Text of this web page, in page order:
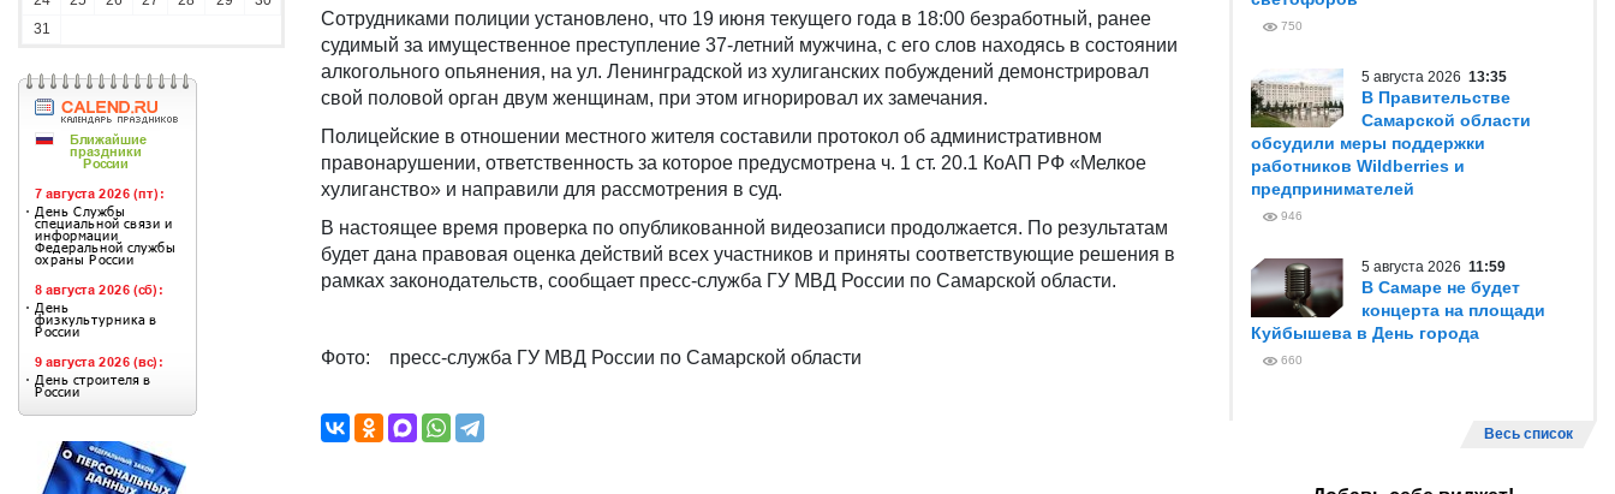
31
Сотрудниками полиции установлено, что 19 июня текущего года в 18:00 безработный, ранее
судимый за имущественное преступление 37-летний мужчина, с его слов находясь в состоянии
алкогольного опьянения, на ул. Ленинградской из хулиганских побуждений демонстрировал
свой половой орган двум женщинам, при этом игнорировал их замечания.
Полицейские в отношении местного жителя составили протокол об административном
правонарушении, ответственность за которое предусмотрена ч. 1 ст. 20.1 КоАП РФ «Мелкое
хулиганство» и направили для рассмотрения в суд.
В настоящее время проверка по опубликованной видеозаписи продолжается. По результатам
будет дана правовая оценка действий всех участников и приняты соответствующие решения в
рамках законодательств, сообщает пресс-служба ГУ МВД России по Самарской области.
Фото: пресс-служба ГУ МВД России по Самарской области
750
5 августа 2026 13:35
В Правительстве
Самарской области
обсудили меры поддержки
работников Wildberries и
предпринимателей
946
5 августа 2026 11:59
В Самаре не будет
концерта на площади
Куйбышева в День города
660
Весь список